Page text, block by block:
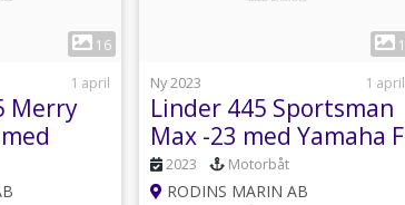
16
1 april
Merry
1
Ny 2023
1 april
Linder 445 Sportsman
Max -23 med Yamaha F
25 GETL -25
2023 Motorbåt
RODINS MARIN AB